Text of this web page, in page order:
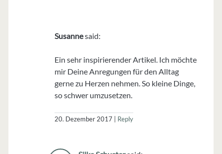
Susannesaid:
Ein sehr inspirierender Artikel. Ich möchte
mir Deine Anregungen für den Alltag
gerne zu Herzen nehmen. So kleine Dinge,
so schwer umzusetzen.
20. Dezember 2017 Reply